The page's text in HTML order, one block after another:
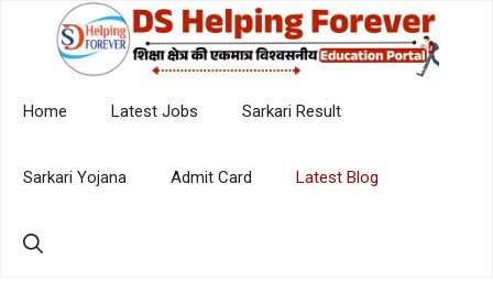
Home Latest Jobs Sarkari Result
Sarkari Yojana Admit Card Latest Blog